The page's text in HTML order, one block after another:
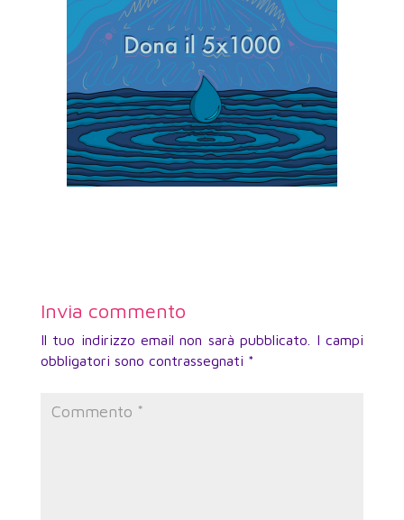
Invia commento
Il tuo indirizzo email non sarà pubblicato.
I campi
obbligatori sono contrassegnati *